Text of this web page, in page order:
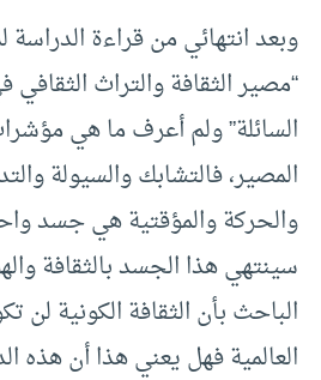
وبعد انتهائي من قراءة
“مصير الثقافة والتراث
السائلة” ولم أعرف ما هي
المصير، فالتشابك والسيولة
والحركة والمؤقتية هي جسد
سينتهي هذا الجسد بالثقافة
الباحث بأن الثقافة الكونية لن
العالمية فهل يعني هذا أن هذه